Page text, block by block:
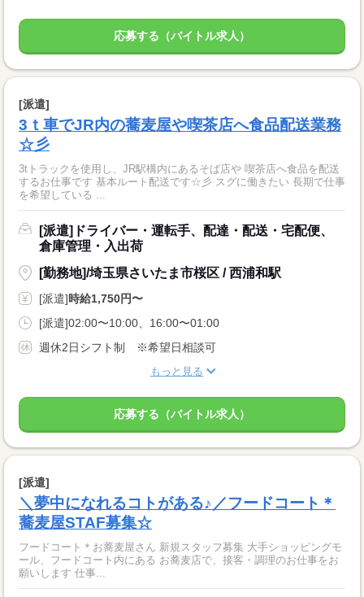
応募する（バイトル求人）
[派遣]
3ｔ車でJR内の蕎麦屋や喫茶店へ食品配送業務
☆彡
3tトラックを使用し、JR駅構内にあるそば店や 喫茶店へ食品を配送
するお仕事です 基本ルート配送です☆彡 スグに働きたい 長期で仕事
を希望している ...
[派遣]ドライバー・運転手、配達・配送・宅配便、
倉庫管理・入出荷
[勤務地]/埼玉県さいたま市桜区 / 西浦和駅
[派遣]時給1,750円〜
[派遣]02:00〜10:00、16:00〜01:00
週休2日シフト制 ※希望日相談可
もっと見る
応募する（バイトル求人）
[派遣]
＼夢中になれるコトがある♪／フードコート＊
蕎麦屋STAF募集☆
フードコート＊お蕎麦屋さん 新規スタッフ募集 大手ショッピングモ
ール、フードコート内にある お蕎麦店で、接客・調理のお仕事をお
願いします 仕事...